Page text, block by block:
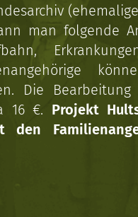
(ehemalige
man folgende
Die
16 €. Projekt